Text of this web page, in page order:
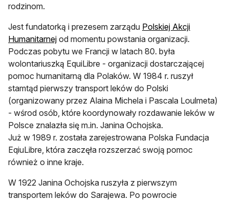
rodzinom.
Jest fundatorką i prezesem zarządu Polskiej Akcji
Humanitarnejotwiera się w nowej karcie
od momentu powstania organizacji.
Podczas pobytu we Francji w latach 80. była
wolontariuszką EquiLibre - organizacji dostarczającej
pomoc humanitarną dla Polaków. W 1984 r. ruszył
stamtąd pierwszy transport leków do Polski
(organizowany przez Alaina Michela i Pascala Loulmeta)
- wśrod osób, które koordynowały rozdawanie leków w
Polsce znalazła się m.in. Janina Ochojska.
Już w 1989 r. została zarejestrowana Polska Fundacja
EqiuLibre, która zaczęła rozszerzać swoją pomoc
również o inne kraje.
W 1922 Janina Ochojska ruszyła z pierwszym
transportem leków do Sarajewa. Po powrocie